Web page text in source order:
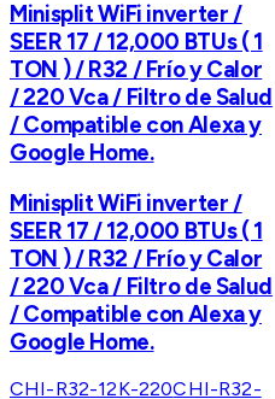
Minisplit WiFi inverter /
SEER 17 / 12,000 BTUs ( 1
TON ) / R32 / Frío y Calor
/ 220 Vca / Filtro de Salud
/ Compatible con Alexa y
Google Home.
Minisplit WiFi inverter /
SEER 17 / 12,000 BTUs ( 1
TON ) / R32 / Frío y Calor
/ 220 Vca / Filtro de Salud
/ Compatible con Alexa y
Google Home.
CHI-R32-12K-220CHI-R32-